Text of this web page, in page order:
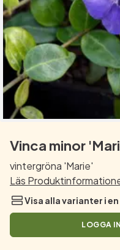
Vinca minor
vintergröna 'Marie'
Läs
Visa alla varianter i
LOGGA